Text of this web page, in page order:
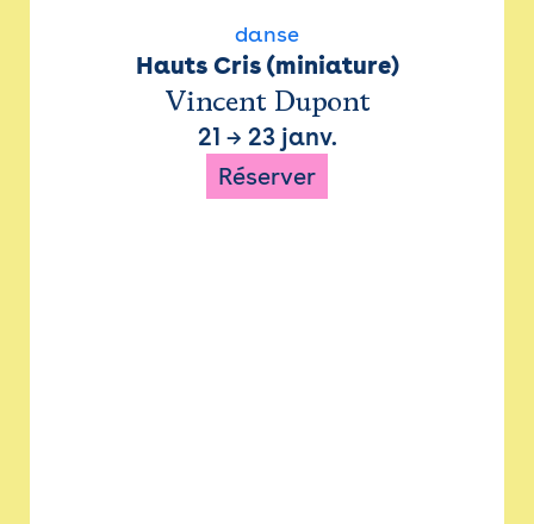
danse
Hauts Cris (miniature)
Vincent Dupont
21 → 23 janv.
Réserver